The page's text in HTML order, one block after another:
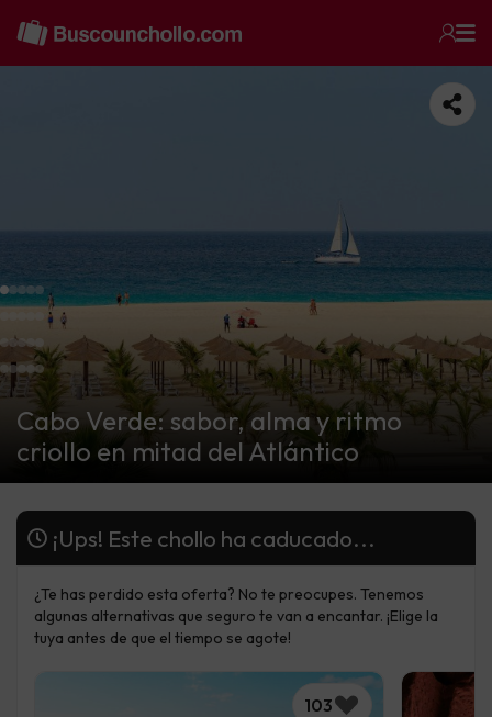
Cabo Verde: sabor, alma y ritmo
criollo en mitad del Atlántico
¡Ups! Este chollo ha caducado...
¿Te has perdido esta oferta? No te preocupes. Tenemos
algunas alternativas que seguro te van a encantar. ¡Elige la
tuya antes de que el tiempo se agote!
103